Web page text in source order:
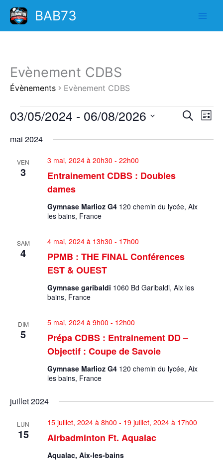
Aller
contenu
BAB73
Evènement CDBS
Évènements Evènement CDBS
Évènements
Recherche
navigation
vues
Liste
03/05/2024 - 06/08/2026
une
mai 2024
VEN
3
Entrainement CDBS : Doubles
dames
3 mai, 2024 à 20h30 - 22h00
Gymnase Marlioz G4 120 chemin du lycée, Aix
les bains, France
SAM
4
PPMB : THE FINAL Conférences
EST & OUEST
4 mai, 2024 à 13h30 - 17h00
Gymnase garibaldi 1060 Bd Garibaldi, Aix les
bains, France
DIM
5
Prépa CDBS : Entrainement DD –
Objectif : Coupe de Savoie
5 mai, 2024 à 9h00 - 12h00
Gymnase Marlioz G4 120 chemin du lycée, Aix
les bains, France
juillet 2024
LUN
15 Airbadminton Ft. Aqualac
15 juillet, 2024 à 8h00 - 19 juillet, 2024 à 17h00
Aqualac, Aix-les-bains